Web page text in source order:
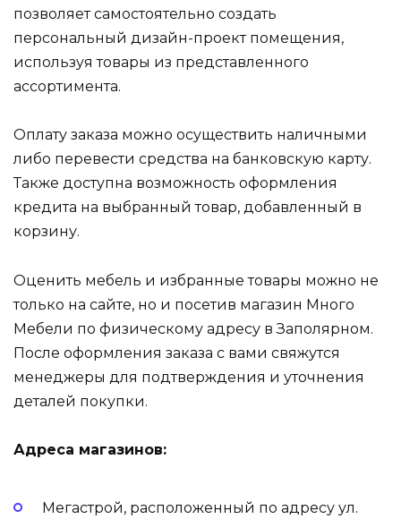
позволяет самостоятельно создать
персональный дизайн-проект помещения,
используя товары из представленного
ассортимента.
Оплату заказа можно осуществить наличными
либо перевести средства на банковскую карту.
Также доступна возможность оформления
кредита на выбранный товар, добавленный в
корзину.
Оценить мебель и избранные товары можно не
только на сайте, но и посетив магазин Много
Мебели по физическому адресу в Заполярном.
После оформления заказа с вами свяжутся
менеджеры для подтверждения и уточнения
деталей покупки.
Адреса магазинов:
Мегастрой, расположенный по адресу ул.